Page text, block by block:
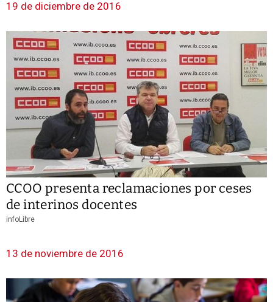
19 de diciembre de 2016
CCOO presenta reclamaciones por ceses
de interinos docentes
infoLibre
13 de noviembre de 2016